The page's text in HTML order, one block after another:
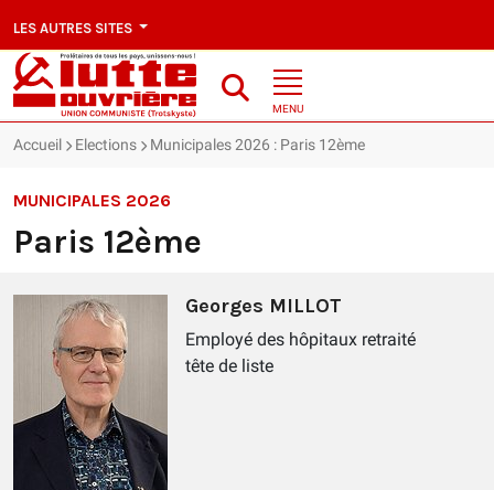
LES AUTRES SITES
MENU
Accueil Elections Municipales 2026 : Paris 12ème
MUNICIPALES 2026
Paris 12ème
Georges MILLOT
Employé des hôpitaux retraité
tête de liste